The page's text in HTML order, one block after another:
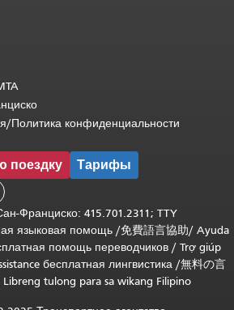
Политика конфиденциальности
поездку Тарифы
Франциско: 415.701.2311; TTY
языковая помощь /免費語言協助/ Ayuda
помощь переводчиков / Trợ giúp
бесплатная лингвистика /無料の言
Libreng tulong para sa wikang Filipino